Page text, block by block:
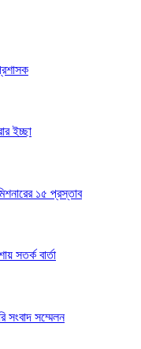
ইচ্ছা
১৫ প্রস্তাব
সতর্ক বার্তা
সংবাদ সম্মেলন